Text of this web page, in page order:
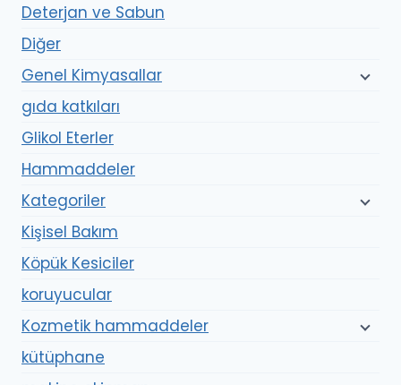
Deterjan ve Sabun
Diğer
Genel Kimyasallar
gıda katkıları
Glikol Eterler
Hammaddeler
Kategoriler
Kişisel Bakım
Köpük Kesiciler
koruyucular
Kozmetik hammaddeler
kütüphane